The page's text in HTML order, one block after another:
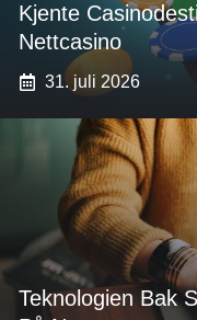
Kjente
Nettcasino
31. juli 2026
Teknologien Bak